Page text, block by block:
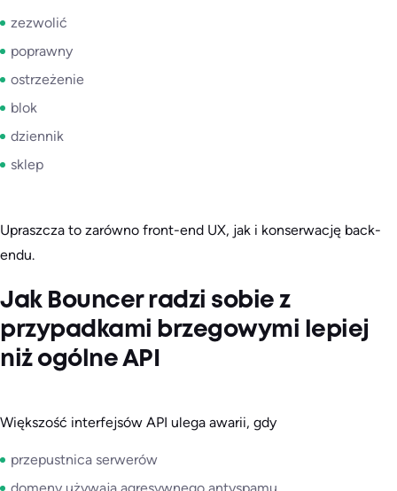
zezwolić
poprawny
ostrzeżenie
blok
dziennik
sklep
Upraszcza to zarówno front-end UX, jak i konserwację back-
endu.
Jak Bouncer radzi sobie z
przypadkami brzegowymi lepiej
niż ogólne API
Większość interfejsów API ulega awarii, gdy
przepustnica serwerów
domeny używają agresywnego antyspamu